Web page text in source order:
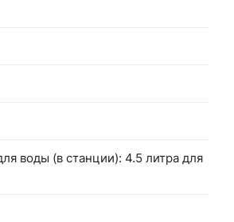
воды (в станции): 4.5 литра для